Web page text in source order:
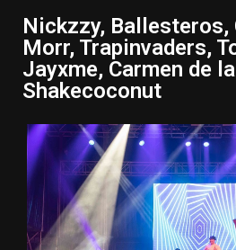
Nickzzy, Ballesteros,
Morr, Trapinvaders,
Jayxme, Carmen de
Shakecoconut